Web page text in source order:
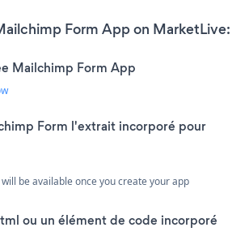
Form App on MarketLive:
Mailchimp Form App
Form l'extrait incorporé pour
be available once you create your app
ou un élément de code incorporé